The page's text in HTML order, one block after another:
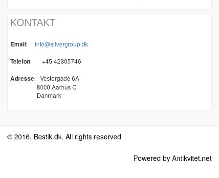
KONTAKT
Email: info@silvergroup.dk
Telefon +45 42305746
Adresse: Vestergade 6A
8000 Aarhus C
Danmark
© 2016, Bestik.dk, All rights reserved
Powered by Antikvitet.net